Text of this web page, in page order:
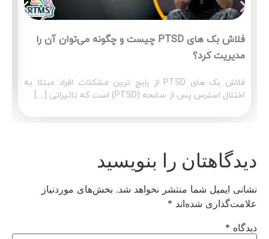
فلاش بک های PTSD چیست و چگونه می‌توان آن‌ را
مدیریت کرد؟
فلاش بک های PTSD از رایج ترین مشکلات افراد مبتلا به
اختلال استرس پس از سانحه (PTSD) است که تاثیراتی […]
دیدگاهتان را بنویسید
نشانی ایمیل شما منتشر نخواهد شد. بخش‌های موردنیاز
علامت‌گذاری شده‌اند *
دیدگاه *